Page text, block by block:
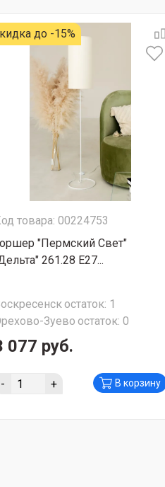
до -15%
товара: 00224753
"Пермский Свет"
261.28 Е27...
остаток: 1
Зуево остаток: 0
077 руб.
- + В корзину